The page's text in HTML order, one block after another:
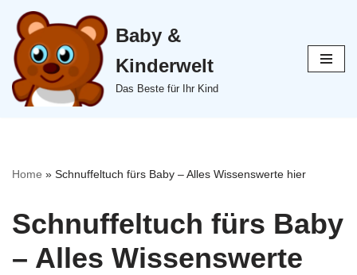
Zum
Inhalt
springen
Baby &
Kinderwelt
Das Beste für Ihr Kind
Home » Schnuffeltuch fürs Baby – Alles Wissenswerte hier
Schnuffeltuch fürs Baby
– Alles Wissenswerte